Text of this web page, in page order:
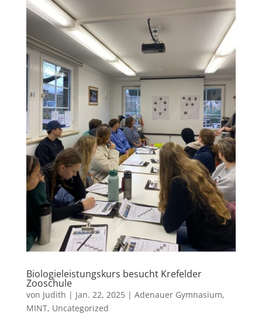
Biologieleistungskurs besucht Krefelder
Zooschule
von Judith | Jan. 22, 2025| Adenauer Gymnasium,
MINT, Uncategorized